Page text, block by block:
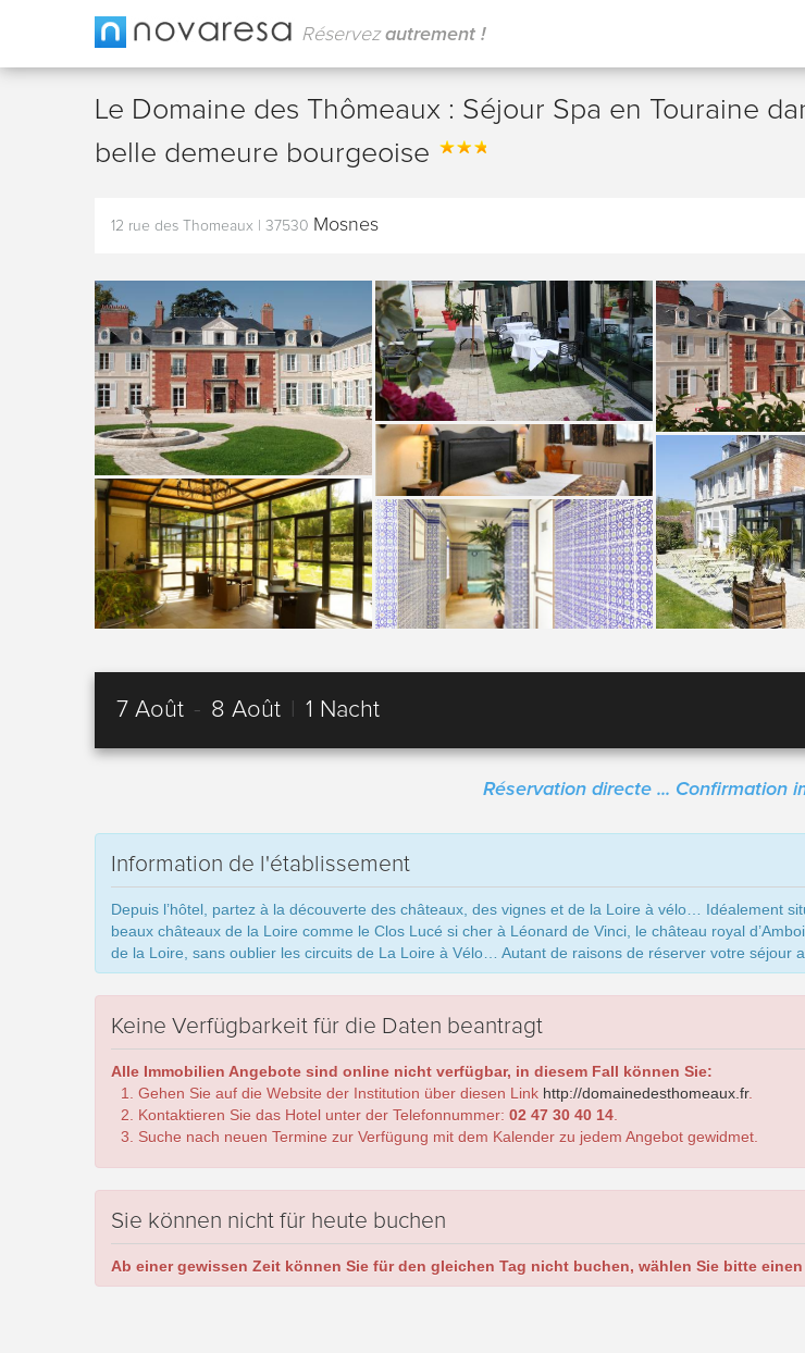
Réservezautrement !
Le Domaine des Thômeaux : Séjour Spa en Touraine
belle demeure bourgeoise
12 rue des Thomeaux 37530 Mosnes
7 Août - 8 Août 1 Nacht
Réservation directe ... Confirmation
Information de l'établissement
Depuis l’hôtel, partez à la découverte des châteaux, des vignes et de la Loire à vélo… Idéalement
beaux châteaux de la Loire comme le Clos Lucé si cher à Léonard de Vinci, le château royal
de la Loire, sans oublier les circuits de La Loire à Vélo… Autant de raisons de réserver votre séjour
Keine Verfügbarkeit für die Daten beantragt
Alle Immobilien Angebote sind online nicht verfügbar, in diesem Fall können Sie:
Gehen Sie auf die Website der Institution über diesen Link http://domainedesthomeaux.fr.
Kontaktieren Sie das Hotel unter der Telefonnummer: 02 47 30 40 14
Suche nach neuen Termine zur Verfügung mit dem Kalender zu jedem Angebot gewidmet.
Sie können nicht für heute buchen
Ab einer gewissen Zeit können Sie für den gleichen Tag nicht buchen, wählen Sie bitte einen